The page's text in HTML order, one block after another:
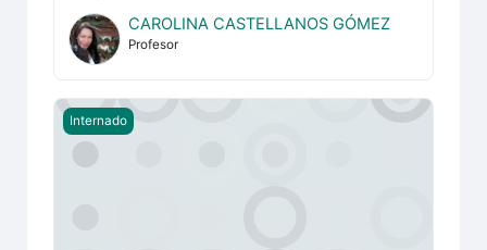
CAROLINA CASTELLANOS GÓMEZ
Profesor
Soteriologia Virtual Internado
Internado